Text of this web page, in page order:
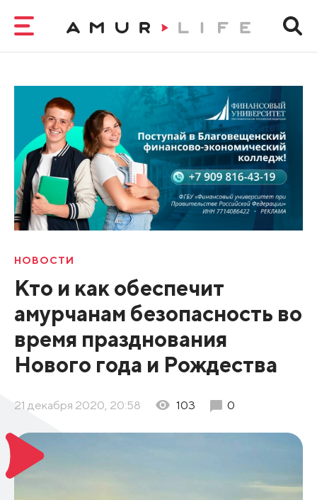
НОВОСТИ
Кто и как обеспечит
амурчанам безопасность во
время празднования
Нового года и Рождества
21 декабря 2020, 20:58 103 0